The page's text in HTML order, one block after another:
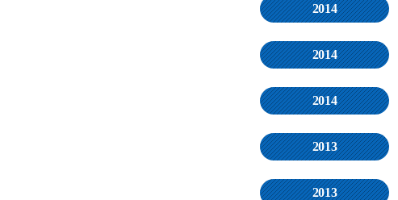
2014
2014
2014
2013
2013